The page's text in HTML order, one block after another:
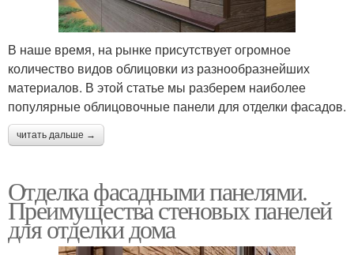
В наше время, на рынке присутствует огромное
количество видов облицовки из разнообразнейших
материалов. В этой статье мы разберем наиболее
популярные облицовочные панели для отделки фасадов.
читать дальше →
Отделка фасадными панелями.
Преимущества стеновых панелей
для отделки дома